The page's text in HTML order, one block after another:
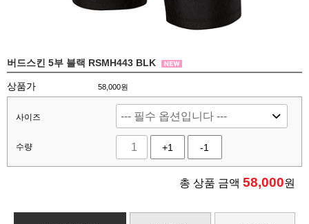
버드스킨 5부 블랙 RSMH443 BLK
상품가 58,000원
사이즈
수량 +1 -1
총 상품 금액 58,000원